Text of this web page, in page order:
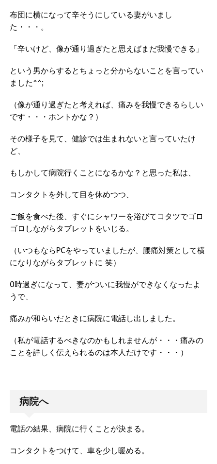
布団に横になって辛そうにしている妻がいまし
た・・・。
「辛いけど、像が通り過ぎたと思えばまだ我慢できる」
という男からするとちょっと分からないことを言ってい
ました^^;
（像が通り過ぎたと考えれば、痛みを我慢できるらしい
です・・・ホントかな？）
その様子を見て、健診では生まれないと言っていたけ
ど、
もしかして病院行くことになるかな？と思った私は、
コンタクトを外して目を休めつつ、
ご飯を食べた後、すぐにシャワーを浴びてコタツでゴロ
ゴロしながらタブレットをいじる。
（いつもならPCをやっていましたが、腰痛対策として横
になりながらタブレットに 笑）
0時過ぎになって、妻がついに我慢ができなくなったよ
うで、
痛みが和らいだときに病院に電話し出しました。
（私が電話するべきなのかもしれませんが・・・痛みの
ことを詳しく伝えられるのは本人だけです・・・）
病院へ
電話の結果、病院に行くことが決まる。
コンタクトをつけて、車を少し暖める。